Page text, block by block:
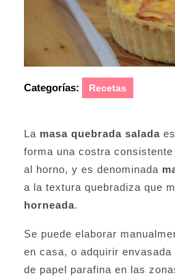
Categorías: Recetas
La masa quebrada salada
forma una costra
al horno, y es denominada
a la textura quebradiza que
horneada.
Se puede elaborar
en casa, o adquirir
de papel parafina en las